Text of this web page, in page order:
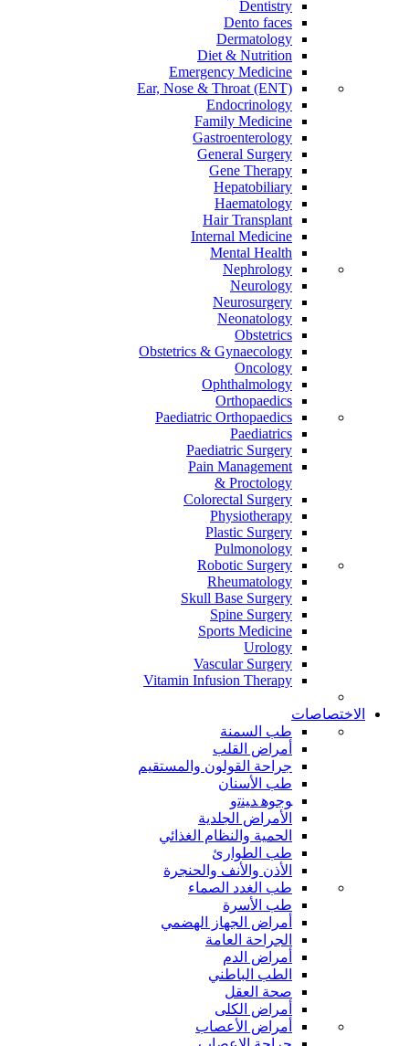
Dentistry
Dento faces
Dermatology
Diet & Nutrition
Emergency Medicine
Ear, Nose & Throat (ENT)
Endocrinology
Family Medicine
Gastroenterology
General Surgery
Gene Therapy
Hepatobiliary
Haematology
Hair Transplant
Internal Medicine
Mental Health
Nephrology
Neurology
Neurosurgery
Neonatology
Obstetrics
Obstetrics & Gynaecology
Oncology
Ophthalmology
Orthopaedics
Paediatric Orthopaedics
Paediatrics
Paediatric Surgery
Pain Management
Proctology &
Colorectal Surgery
Physiotherapy
Plastic Surgery
Pulmonology
Robotic Surgery
Rheumatology
Skull Base Surgery
Spine Surgery
Sports Medicine
Urology
Vascular Surgery
Vitamin Infusion Therapy
الاختصاصات
طب السمنة
أمراض القلب
جراحة القولون والمستقيم
طب الأسنان
ﻮﺟﻮﻫ ﺪﻴﻨﺗﻭ
الأمراض الجلدية
الحمية والنظام الغذائي
طب الطوارئ
الأذن والأنف والحنجرة
طب الغدد الصماء
طب الأسرة
أمراض الجهاز الهضمي
الجراحة العامة
أمراض الدم
الطب الباطني
صحة العقل
أمراض الكلى
أمراض الأعصاب